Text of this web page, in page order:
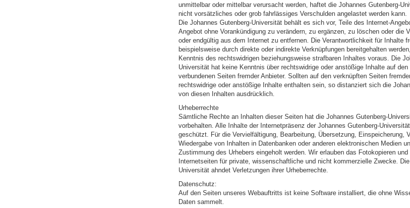
unmittelbar oder mittelbar verursacht werden, haftet die Johannes Gutenberg-
nicht vorsätzliches oder grob fahrlässiges Verschulden angelastet werden kann.
Die Johannes Gutenberg-Universität behält es sich vor, Teile des Internet-
Angebot ohne Vorankündigung zu verändern, zu ergänzen, zu löschen oder die
oder endgültig aus dem Internet zu entfernen. Die Verantwortlichkeit für Inhalte
beispielsweise durch direkte oder indirekte Verknüpfungen bereitgehalten
Kenntnis des rechtswidrigen beziehungsweise strafbaren Inhaltes voraus. Die
Universität hat keine Kenntnis über rechtswidrige oder anstößige Inhalte auf
verbundenen Seiten fremder Anbieter. Sollten auf den verknüpften Seiten
rechtswidrige oder anstößige Inhalte enthalten sein, so distanziert sich die
von diesen Inhalten ausdrücklich.
Urheberrechte
Sämtliche Rechte an Inhalten dieser Seiten hat die Johannes Gutenberg-
vorbehalten. Alle Inhalte der Internetpräsenz der Johannes Gutenberg-
geschützt. Für die Vervielfältigung, Bearbeitung, Übersetzung, Einspeicherung,
Wiedergabe von Inhalten in Datenbanken oder anderen elektronischen Medien
Zustimmung des Urhebers eingeholt werden. Wir erlauben das Fotokopieren und
Internetseiten für private, wissenschaftliche und nicht kommerzielle Zwecke.
Universität ahndet Verletzungen ihrer Urheberrechte.
Datenschutz:
Auf den Seiten unseres Webauftritts ist keine Software installiert, die ohne
Daten sammelt.